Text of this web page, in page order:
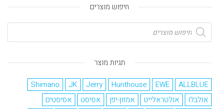
חיפוש מוצרים
תגיות מוצר
ALLBLUE
EWE
Hunthouse
Jerry
JK
Shimano
אולבלו
אולטראלייט אמזון-יפן אסיסט
אסיסטים